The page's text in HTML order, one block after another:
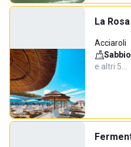
La
Acciaroli
e altri 5…